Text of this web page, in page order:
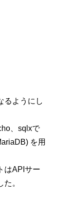
るようにし
、sqlxで
を用
はAPIサー
。